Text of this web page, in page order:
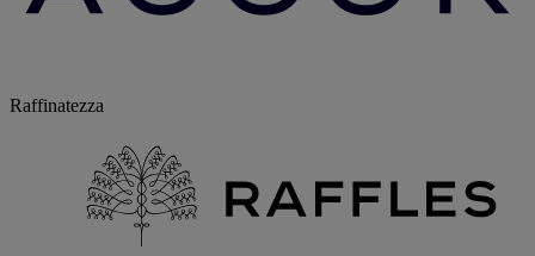
Raffinatezza